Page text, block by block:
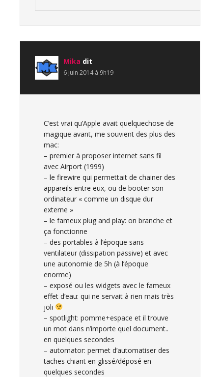
Mika dit
6 juin 2014 à 9h19
C’est vrai qu’Apple avait quelquechose de
magique avant, me souvient des plus des
mac:
– premier à proposer internet sans fil
avec Airport (1999)
– le firewire qui permettait de chainer des
appareils entre eux, ou de booter son
ordinateur « comme un disque dur
externe »
– le fameux plug and play: on branche et
ça fonctionne
– des portables à l’époque sans
ventilateur (dissipation passive) et avec
une autonomie de 5h (à l’époque
enorme)
– exposé ou les widgets avec le fameux
effet d’eau: qui ne servait à rien mais très
joli
– spotlight: pomme+espace et il trouve
un mot dans n’importe quel document..
en quelques secondes
– automator: permet d’automatiser des
taches chiant en glissé/déposé en
quelques secondes